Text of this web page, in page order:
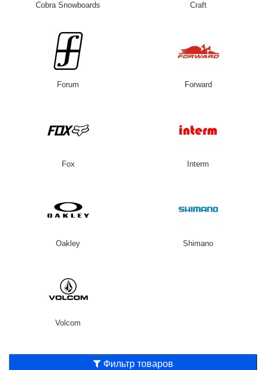
Cobra Snowboards Craft
Forum Forward
Fox Interm
Oakley Shimano
Volcom
Фильтр товаров